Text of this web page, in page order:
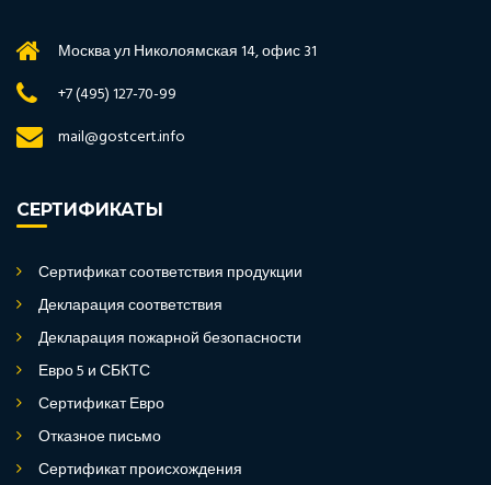
Москва ул Николоямская 14, офис 31
+7 (495) 127-70-99
mail@gostcert.info
СЕРТИФИКАТЫ
Сертификат соответствия продукции
Декларация соответствия
Декларация пожарной безопасности
Евро 5 и СБКТС
Сертификат Евро
Отказное письмо
Сертификат происхождения